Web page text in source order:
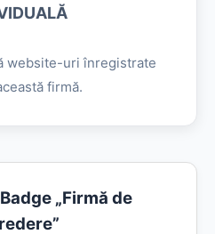
website-uri înregistrate
firmă.
„Firmă de